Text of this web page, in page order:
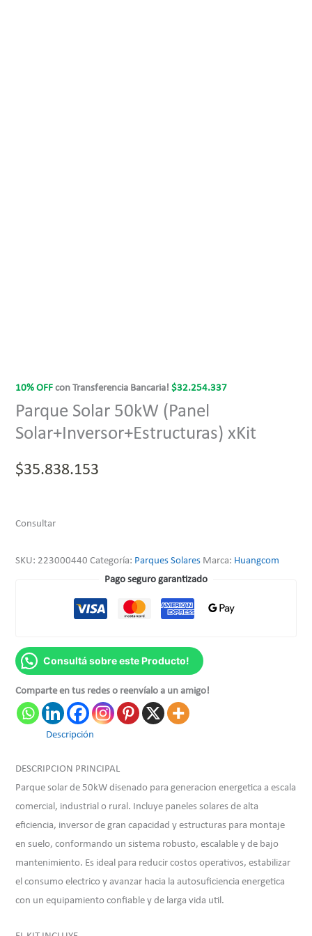
10% OFF con Transferencia Bancaria!$32.254.337
Parque Solar 50kW (Panel
Solar+Inversor+Estructuras) xKit
$35.838.153
Consultar
SKU: 223000440 Categoría: Parques Solares Marca: Huangcom
Pago seguro garantizado
Consultá sobre este Producto!
Comparte en tus redes o reenvíalo a un amigo!
Descripción
DESCRIPCION PRINCIPAL
Parque solar de 50kW disenado para generacion energetica a escala
comercial, industrial o rural. Incluye paneles solares de alta
eficiencia, inversor de gran capacidad y estructuras para montaje
en suelo, conformando un sistema robusto, escalable y de bajo
mantenimiento. Es ideal para reducir costos operativos, estabilizar
el consumo electrico y avanzar hacia la autosuficiencia energetica
con un equipamiento confiable y de larga vida util.